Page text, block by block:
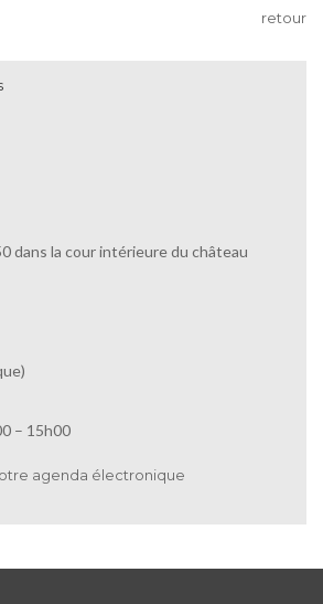
retour
dans la cour intérieure du château
– 15h00
agenda électronique